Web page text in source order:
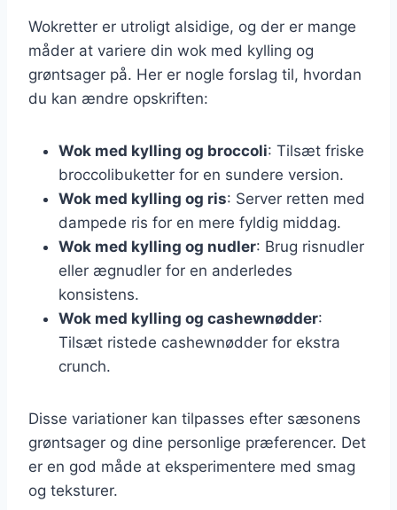
Wokretter er utroligt alsidige, og der er mange
måder at variere din wok med kylling og
grøntsager på. Her er nogle forslag til, hvordan
du kan ændre opskriften:
Wok med kylling og broccoli: Tilsæt friske
broccolibuketter for en sundere version.
Wok med kylling og ris: Server retten med
dampede ris for en mere fyldig middag.
Wok med kylling og nudler: Brug risnudler
eller ægnudler for en anderledes
konsistens.
Wok med kylling og cashewnødder:
Tilsæt ristede cashewnødder for ekstra
crunch.
Disse variationer kan tilpasses efter sæsonens
grøntsager og dine personlige præferencer. Det
er en god måde at eksperimentere med smag
og teksturer.